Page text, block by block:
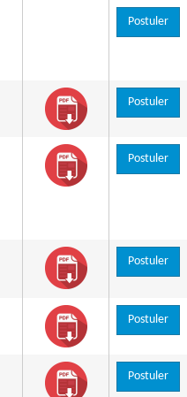
Postuler
Postuler
Postuler
Postuler
Postuler
Postuler